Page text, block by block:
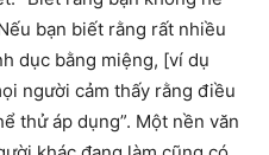
bạn biết rằng rất nhiều
dục bằng miệng, [ví dụ
người cảm thấy rằng điều
thử áp dụng”. Một nền văn